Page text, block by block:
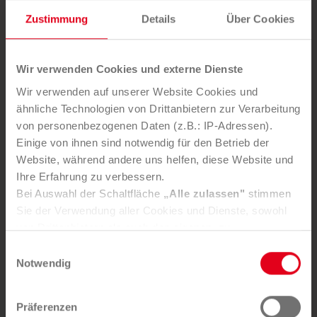
Zustimmung Details Über Cookies
Wir verwenden Cookies und externe Dienste
Wir verwenden auf unserer Website Cookies und
ähnliche Technologien von Drittanbietern zur Verarbeitung
von personenbezogenen Daten (z.B.: IP-Adressen).
Einige von ihnen sind notwendig für den Betrieb der
Website, während andere uns helfen, diese Website und
Ihre Erfahrung zu verbessern.
Bei Auswahl der Schaltfläche „Alle zulassen" stimmen
Sie der Verwendung aller Cookies und Dienste, sowohl
von Drittanbietern als auch den eigenen, zu.
selbst zu entscheiden, welche Cookies-Setzung Sie
Selbstverständlich können Sie über Consent Button in
der linken unteren Ecke die gesetzte Zustimmung
Notwendig
Präferenzen
In­vest­itionen Service­qualität, Arbeits­plätze und Kreis­
22. JULI 2026
Leere Fla­sch­en, echte Hil­fe: Pfand­
spen­den am LKH Graz